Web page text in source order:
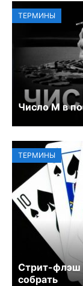
ТЕРМИНЫ
Число М в
ТЕРМИНЫ
Стрит-флэш
собрать